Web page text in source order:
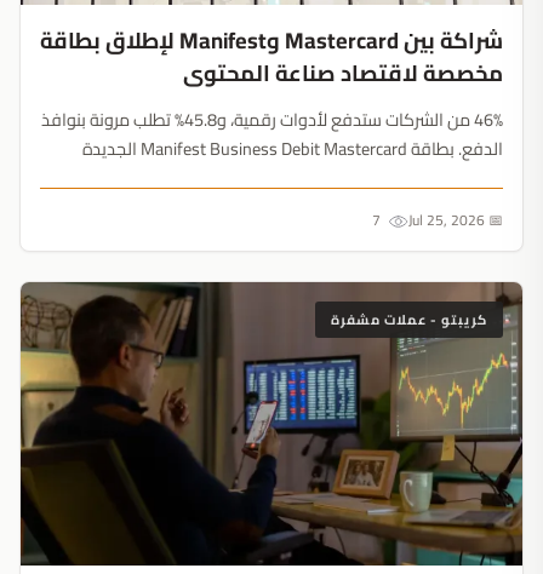
شراكة بين Mastercard وManifest لإطلاق بطاقة
مخصصة لاقتصاد صناعة المحتوى
46% من الشركات ستدفع لأدوات رقمية، و45.8% تطلب مرونة بنوافذ
الدفع. بطاقة Manifest Business Debit Mastercard الجديدة
📅 Jul 25, 2026
كريبتو - عملات مشفرة